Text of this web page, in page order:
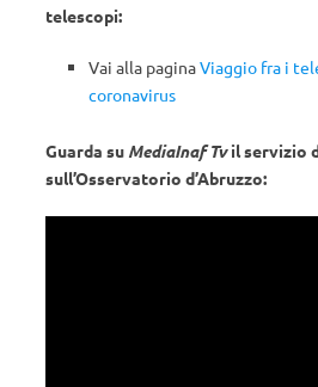
telescopi:
Vai alla paginaViaggio fra i
coronavirus
Guarda su MediaInaf Tvil servizio
sull’Osservatorio d’Abruzzo: